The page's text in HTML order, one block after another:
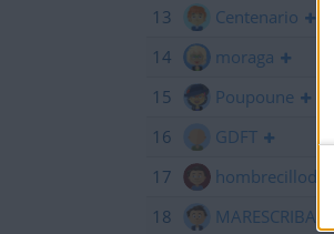
13
Centenario
14
moraga
15
Poupoune
16
GDFT
17
18
MARESCRIBANO